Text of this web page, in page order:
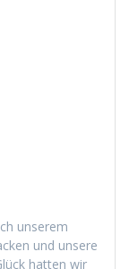
unserem
und unsere
hat­ten wir